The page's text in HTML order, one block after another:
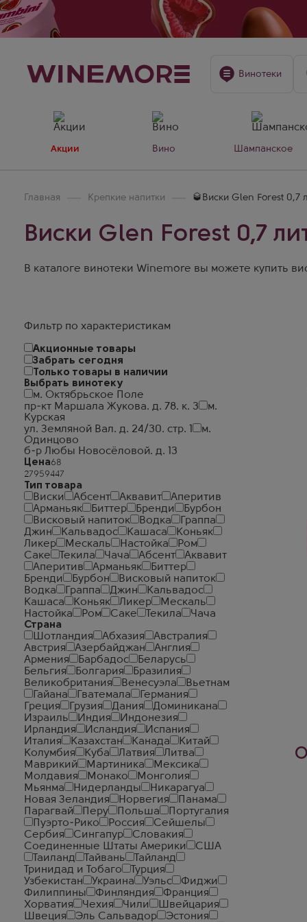
Винотеки
Акции Вино Шампанское
Главная Крепкие напитки 🥃Виски Glen Forest 0,7
Виски Glen Forest 0,7
В каталоге винотеки Winemore вы можете купить
Фильтр по характеристикам
Акционные товары
Забрать сегодня
Только товары в наличии
Выбрать винотеку
м. Октябрьское Поле
пр-кт Маршала Жукова. д. 78. к. 3
м.
Курская
ул. Земляной Вал. д. 24/30. стр. 1
м.
Одинцово
б-р Любы Новосёловой. д. 13
Цена
Тип товара
Виски
Абсент Аквавит
Аперитив
Арманьяк
Биттер Бренди
Бурбон
Висковый напиток
Водка
Граппа
Джин
Кальвадос Кашаса
Коньяк
Ликер
Мескаль Настойка
Ром
Саке
Текила Чача Абсент
Аквавит
Аперитив
Арманьяк
Биттер
Бренди
Бурбон
Висковый напиток
Водка
Граппа Джин
Кальвадос
Кашаса
Коньяк Ликер
Мескаль
Настойка
Ром Саке Текила
Чача
Страна
Шотландия
Абхазия
Австралия
Австрия
Азербайджан
Англия
Армения
Барбадос
Беларусь
Бельгия
Болгария
Бразилия
Великобритания
Венесуэла
Вьетнам
Гайана
Гватемала
Германия
Греция
Грузия Дания
Доминикана
Израиль
Индия
Индонезия
Ирландия
Исландия
Испания
Италия
Казахстан Канада
Китай
Колумбия
Куба Латвия
Литва
Маврикий
Мартиника
Мексика
Молдавия
Монако
Монголия
Мьянма
Нидерланды
Никарагуа
Новая Зеландия
Норвегия
Панама
Парагвай
Перу Польша
Португалия
Пуэрто-Рико
Россия
Сейшелы
Сербия
Сингапур
Словакия
Соединенные Штаты Америки
США
Таиланд
Тайвань
Тайланд
Тринидад и Тобаго
Турция
Узбекистан
Украина Уэльс
Фиджи
Филиппины
Финляндия
Франция
Хорватия
Чехия Чили
Швейцария
Швеция
Эль Сальвадор
Эстония